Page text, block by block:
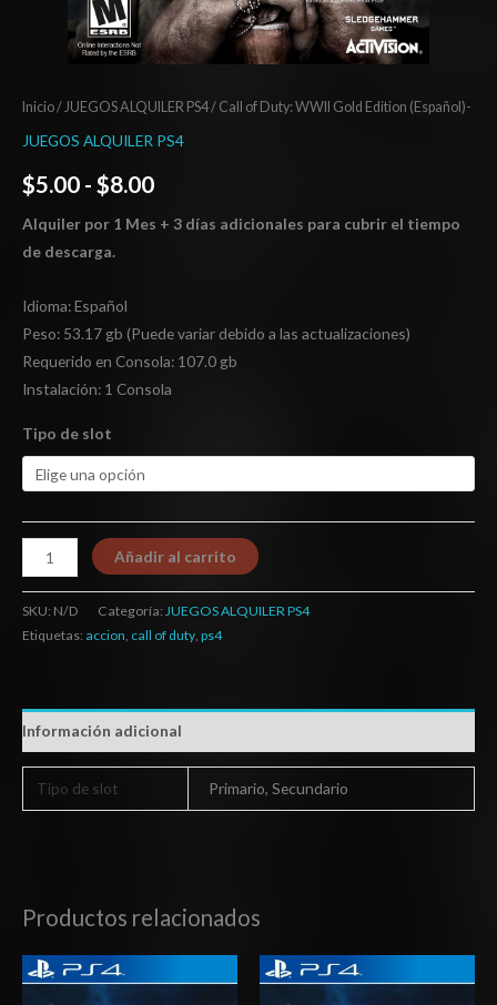
Inicio/ JUEGOS ALQUILER PS4/ Call of Duty: WWII Gold Edition (Español)-
JUEGOS ALQUILER PS4
$5.00 - $8.00
Alquiler por 1 Mes + 3 días adicionales para cubrir el tiempo
de descarga.
Idioma: Español
Peso: 53.17 gb (Puede variar debido a las actualizaciones)
Requerido en Consola: 107.0 gb
Instalación: 1 Consola
Tipo de slot
Añadir al carrito
SKU: N/D Categoría: JUEGOS ALQUILER PS4
Etiquetas: accion, call of duty, ps4
Información adicional
Tipo de slot Primario, Secundario
Productos relacionados
Rango
de
Rango
de